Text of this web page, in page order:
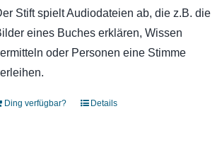
Stift spielt Audiodateien ab, die z.B. die
eines Buches erklären, Wissen
oder Personen eine Stimme
Ding verfügbar? Details